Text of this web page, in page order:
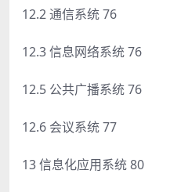
12.2 通信系统 76
12.3 信息网络系统 76
12.5 公共广播系统 76
12.6 会议系统 77
13 信息化应用系统 80